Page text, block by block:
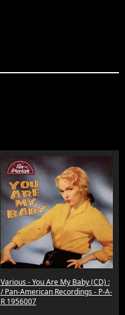
Various - You Are My Baby (CD) :
/ Pan-American Recordings - P-A-
R 1956007